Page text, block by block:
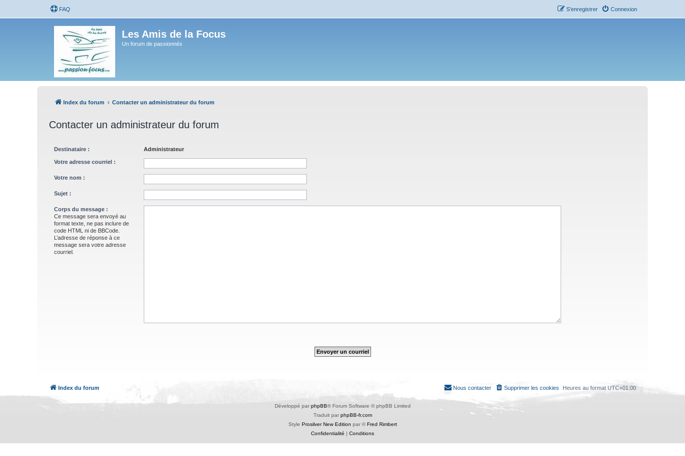
FAQ Connexion
S’enregistrer
Les Amis de la Focus
Un forum de passionnés
Index du forum Contacter un administrateur du forum
Contacter un administrateur du forum
Destinataire : Administrateur
Votre adresse courriel :
Votre nom :
Sujet :
Corps du message :
Ce message sera envoyé au
format texte, ne pas inclure de
code HTML ni de BBCode.
L’adresse de réponse à ce
message sera votre adresse
courriel.
Index du forum Heures au format UTC+01:00
Supprimer les cookies
Nous contacter
Développé par phpBB® Forum Software © phpBB Limited
Traduit par phpBB-fr.com
Style Prosilver New Edition par ©Fred Rimbert
Confidentialité | Conditions